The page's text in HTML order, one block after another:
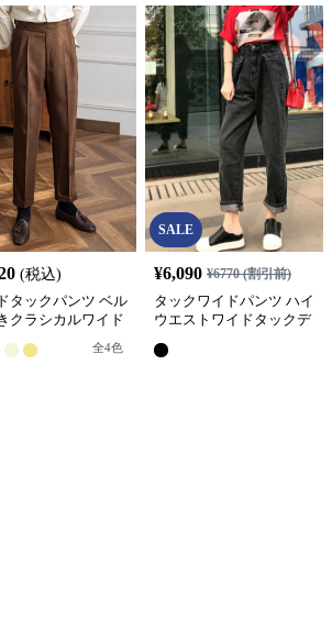
(税込)
タックパンツ ベル
クラシカルワイド
全4色
SALE
¥6,090 ¥6770(割引前)
タックワイドパンツ ハイ
ウエストワイドタックデ